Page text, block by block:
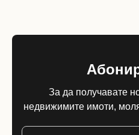
За да получавате
недвижимите имоти,